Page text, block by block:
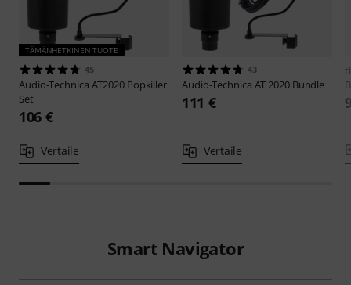
TÄMÄNHETKINEN TUOTE
45
Audio-Technica AT2020 Popkiller
Set
106 €
Vertaile
43
Audio-Technica AT 2020 Bundle
111 €
Vertaile
Smart Navigator